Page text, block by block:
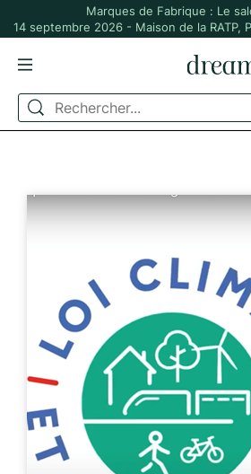
Marques de Fabrique : Le
14 septembre 2026 - Maison de la RATP,